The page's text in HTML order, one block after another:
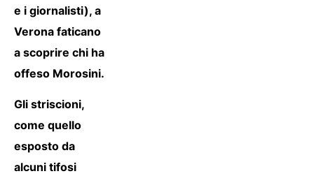
e i giornalisti), a
Verona faticano
a scoprire chi ha
offeso Morosini.
Gli striscioni,
come quello
esposto da
alcuni tifosi